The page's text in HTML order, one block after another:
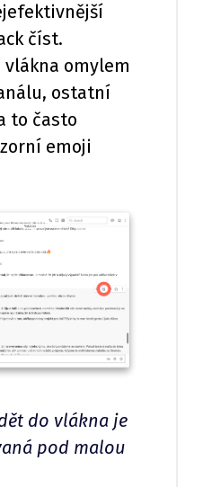
číst.
vlákna omylem
ostatní
to často
emoji
do vlákna je
pod malou